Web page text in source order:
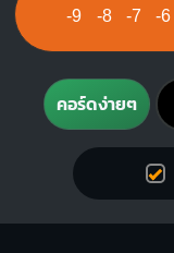
-9 -8 -7 -6
คอร์ดง่ายๆ